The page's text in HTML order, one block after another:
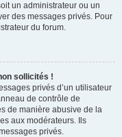
un administrateur ou un
des messages privés. Pour
du forum.
sollicités !
privés d’un utilisateur
de contrôle de
de manière abusive de la
aux modérateurs. Ils
privés.